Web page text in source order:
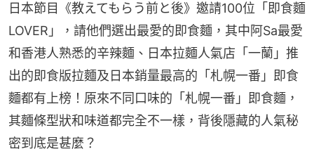
日本節目《教えてもらう前と後》邀請100位「即食麵
LOVER」，請他們選出最愛的即食麵，其中阿Sa最愛
和香港人熟悉的辛辣麵、日本拉麵人氣店「一蘭」推
出的即食版拉麵及日本銷量最高的「札幌一番」即食
麵都有上榜！原來不同口味的「札幌一番」即食麵，
其麵條型狀和味道都完全不一樣，背後隱藏的人氣秘
密到底是甚麼？